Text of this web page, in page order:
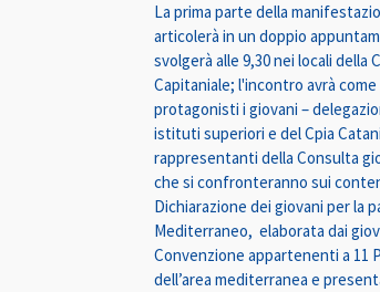
La prima parte della
articolerà in un doppio
svolgerà alle 9,30 nei locali della
Capitaniale; l'incontro avrà come
protagonisti i giovani –
istituti superiori e del Cpia
rappresentanti della Consulta
che si confronteranno sui
Dichiarazione dei giovani per la
Mediterraneo, elaborata dai
Convenzione appartenenti a 11
dell’area mediterranea e